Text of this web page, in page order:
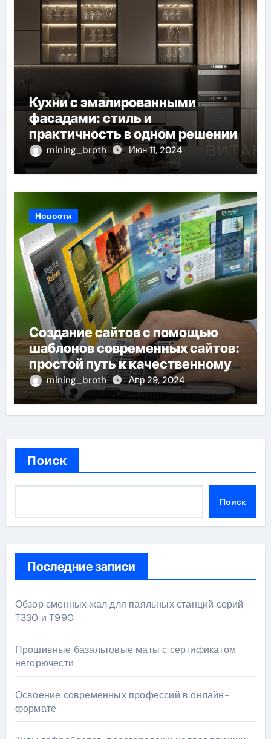
Кухни с эмалированными
фасадами: стиль и
практичность в одном решении
mining_broth Июн 11, 2024
Новости
Создание сайтов с помощью
шаблонов современных сайтов:
простой путь к качественному
веб-присутствию
mining_broth Апр 29, 2024
Поиск
Поиск
Последние записи
Обзор сменных жал для паяльных станций серий
T330 и T990
Прошивные базальтовые маты с сертификатом
негорючести
Освоение современных профессий в онлайн-
формате